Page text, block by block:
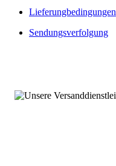
Lieferungbedingungen
Sendungsverfolgung